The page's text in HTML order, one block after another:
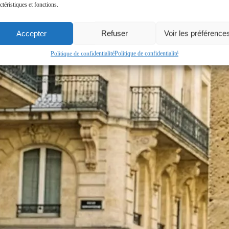
et fonctions.
Accepter Refuser Voir les
Politique de confidentialitéPolitique de confidentialité